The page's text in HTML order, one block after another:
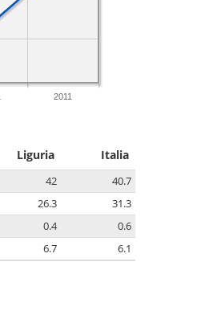
2011
Liguria Italia
42
40.7
26.3
31.3
0.4
0.6
6.7 6.1